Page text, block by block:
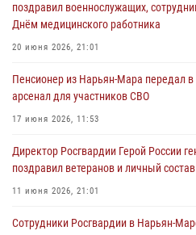
поздравил военнослужащих,
Днём медицинского работника
20 июня 2026, 21:01
Пенсионер из Нарьян-Мара передал
арсенал для участников СВО
17 июня 2026, 11:53
Директор Росгвардии Герой России
поздравил ветеранов и личный
11 июня 2026, 21:01
Сотрудники Росгвардии в Нарьян-